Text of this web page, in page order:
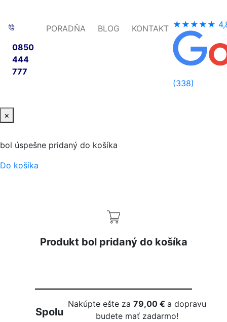
0850
444
777
PORADŇA BLOG KONTAKT ★★★★★
(338)
×
bol úspešne pridaný do košíka
Do košíka
Produkt bol pridaný do košíka
Spolu
Nakúpte ešte za79,00 €a dopravu
budete mať zadarmo!